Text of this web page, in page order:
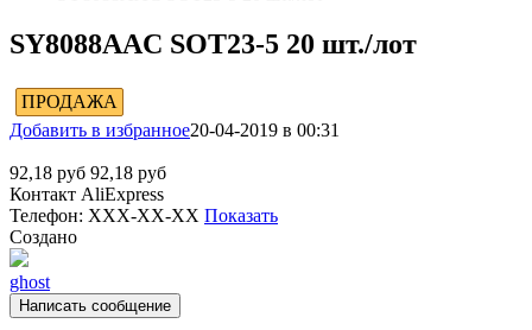
SY8088AAC SOT23-5 20 шт./лот
ПРОДАЖА
Добавить в избранное20-04-2019 в 00:31
92,18 руб 92,18 руб
Контакт AliExpress
Телефон: XXX-XX-XX Показать
Создано
ghost
Написать сообщение